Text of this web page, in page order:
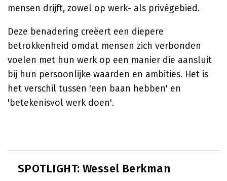
mensen drijft, zowel op werk- als privégebied.
Deze benadering creëert een diepere
betrokkenheid omdat mensen zich verbonden
voelen met hun werk op een manier die aansluit
bij hun persoonlijke waarden en ambities. Het is
het verschil tussen 'een baan hebben' en
'betekenisvol werk doen'.
SPOTLIGHT: Wessel Berkman